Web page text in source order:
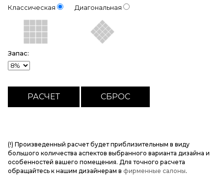
Классическая
Диагональная
Запас:
(!) Произведенный расчет будет приблизительным в виду
большого количества аспектов выбранного варианта дизайна и
особенностей вашего помещения. Для точного расчета
обращайтесь к нашим дизайнерам в фирменные салоны.